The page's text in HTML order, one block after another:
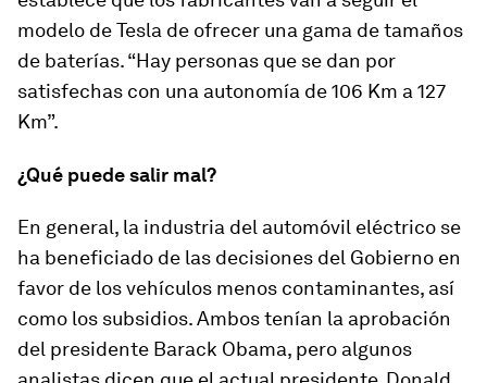
modelo de Tesla de ofrecer una gama de tamaños
de baterías. “Hay personas que se dan por
satisfechas con una autonomía de 106 Km a 127
Km”.
¿Qué puede salir mal?
En general, la industria del automóvil eléctrico se
ha beneficiado de las decisiones del Gobierno en
favor de los vehículos menos contaminantes, así
como los subsidios. Ambos tenían la aprobación
del presidente Barack Obama, pero algunos